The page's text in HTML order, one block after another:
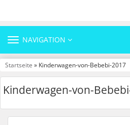
TOGGLE
NAVIGATION
Startseite » Kinderwagen-von-Bebebi-2017
Kinderwagen-von-